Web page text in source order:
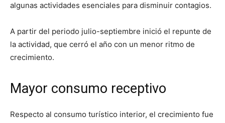
algunas actividades esenciales para disminuir contagios.
A partir del periodo julio-septiembre inició el repunte de
la actividad, que cerró el año con un menor ritmo de
crecimiento.
Mayor consumo receptivo
Respecto al consumo turístico interior, el crecimiento fue